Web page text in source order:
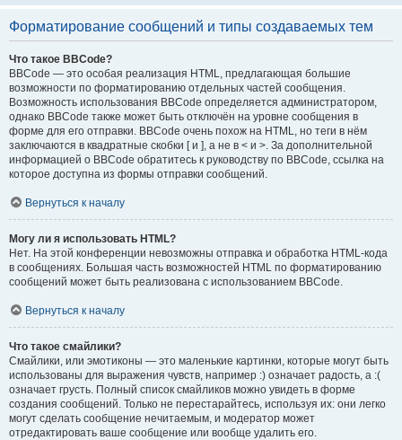
Форматирование сообщений и типы создаваемых тем
Что такое BBCode?
BBCode — это особая реализация HTML, предлагающая большие
возможности по форматированию отдельных частей сообщения.
Возможность использования BBCode определяется администратором,
однако BBCode также может быть отключён на уровне сообщения в
форме для его отправки. BBCode очень похож на HTML, но теги в нём
заключаются в квадратные скобки [ и ], а не в < и >. За дополнительной
информацией о BBCode обратитесь к руководству по BBCode, ссылка на
которое доступна из формы отправки сообщений.
Вернуться к началу
Могу ли я использовать HTML?
Нет. На этой конференции невозможны отправка и обработка HTML-кода
в сообщениях. Большая часть возможностей HTML по форматированию
сообщений может быть реализована с использованием BBCode.
Вернуться к началу
Что такое смайлики?
Смайлики, или эмотиконы — это маленькие картинки, которые могут быть
использованы для выражения чувств, например :) означает радость, а :(
означает грусть. Полный список смайликов можно увидеть в форме
создания сообщений. Только не перестарайтесь, используя их: они легко
могут сделать сообщение нечитаемым, и модератор может
отредактировать ваше сообщение или вообще удалить его.